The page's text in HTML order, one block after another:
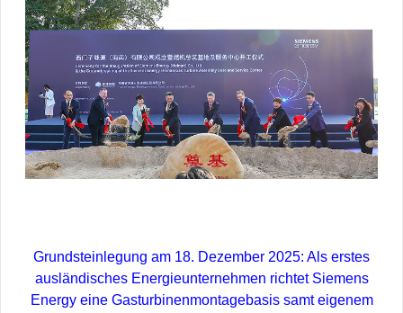
Grundsteinlegung am 18. Dezember 2025: Als erstes
ausländisches Energieunternehmen richtet Siemens
Energy eine Gasturbinenmontagebasis samt eigenem